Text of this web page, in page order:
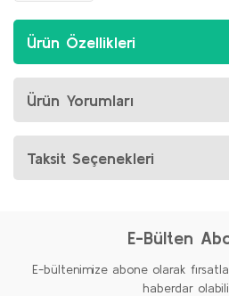
Ürün Özellikleri
Ürün Yorumları
Taksit Seçenekleri
E-Bülten
E-bültenimize abone olarak
haberdar